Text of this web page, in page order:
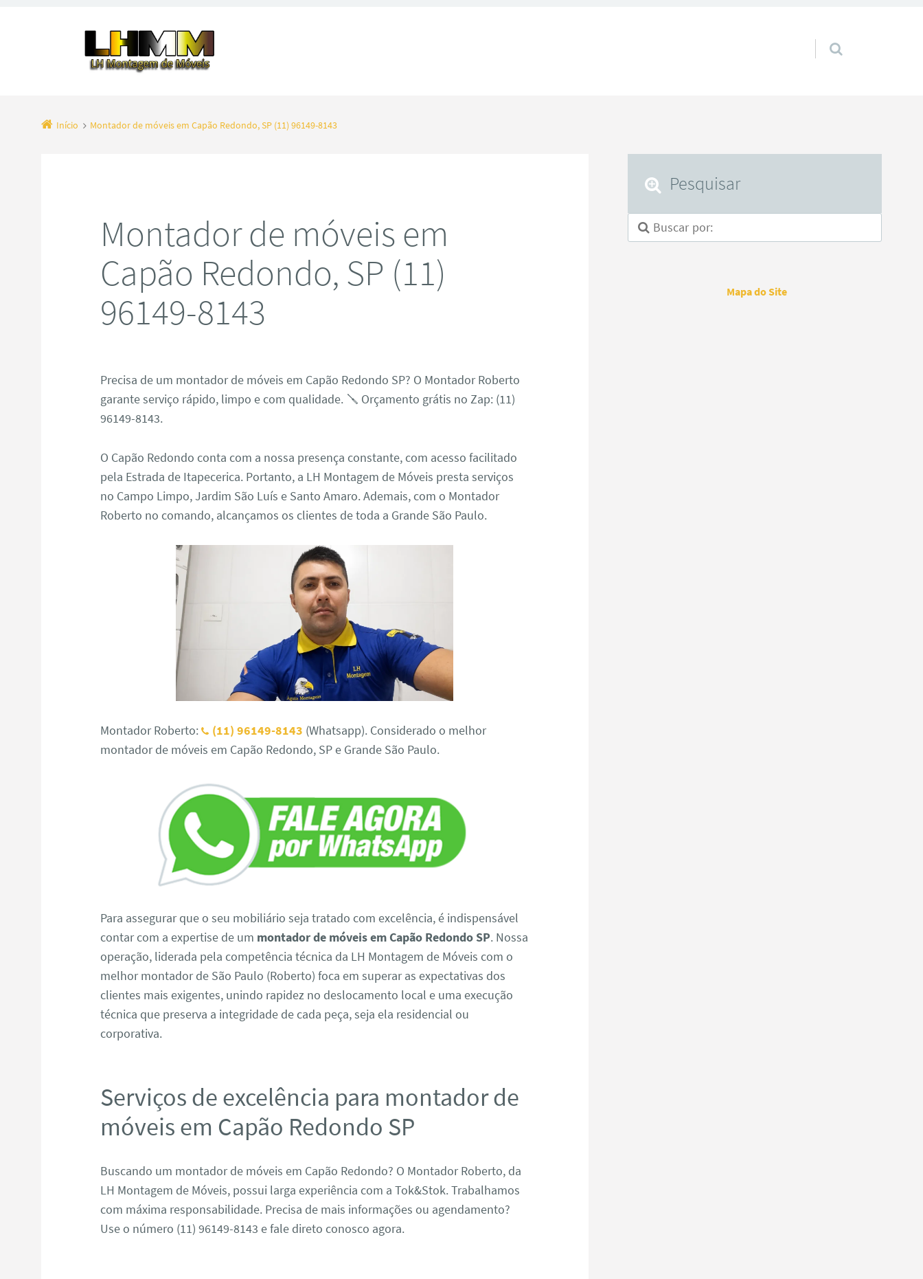
Pular para o conteúdo
Início Montador de móveis em Capão Redondo, SP (11) 96149-8143
Montador de móveis em
Capão Redondo, SP (11)
96149-8143
Precisa de um montador de móveis em Capão Redondo SP? O Montador Roberto
garante serviço rápido, limpo e com qualidade. 🪛 Orçamento grátis no Zap: (11)
96149-8143.
O Capão Redondo conta com a nossa presença constante, com acesso facilitado
pela Estrada de Itapecerica. Portanto, a LH Montagem de Móveis presta serviços
no Campo Limpo, Jardim São Luís e Santo Amaro. Ademais, com o Montador
Roberto no comando, alcançamos os clientes de toda a Grande São Paulo.
Montador Roberto: (11) 96149-8143 (Whatsapp). Considerado o melhor
montador de móveis em Capão Redondo, SP e Grande São Paulo.
Para assegurar que o seu mobiliário seja tratado com excelência, é indispensável
contar com a expertise de um montador de móveis em Capão Redondo SP. Nossa
operação, liderada pela competência técnica da LH Montagem de Móveis com o
melhor montador de São Paulo (Roberto) foca em superar as expectativas dos
clientes mais exigentes, unindo rapidez no deslocamento local e uma execução
técnica que preserva a integridade de cada peça, seja ela residencial ou
corporativa.
Serviços de excelência para montador de
móveis em Capão Redondo SP
Buscando um montador de móveis em Capão Redondo? O Montador Roberto, da
LH Montagem de Móveis, possui larga experiência com a Tok&Stok. Trabalhamos
com máxima responsabilidade. Precisa de mais informações ou agendamento?
Use o número (11) 96149-8143 e fale direto conosco agora.
Pesquisar
Mapa do Site